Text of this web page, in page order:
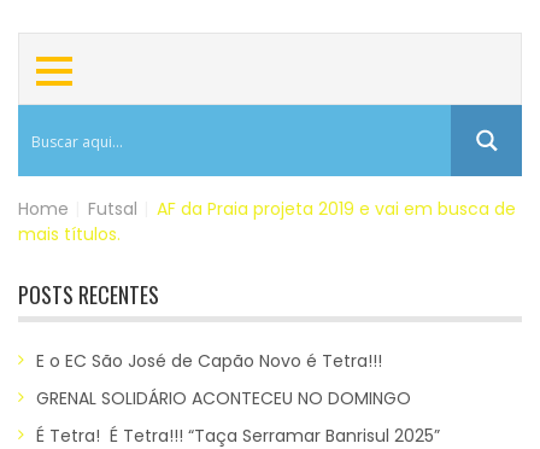
Home Futsal
AF da Praia projeta 2019 e vai em busca de
mais títulos.
POSTS RECENTES
E o EC São José de Capão Novo é Tetra!!!
GRENAL SOLIDÁRIO ACONTECEU NO DOMINGO
É Tetra! É Tetra!!! “Taça Serramar Banrisul 2025”